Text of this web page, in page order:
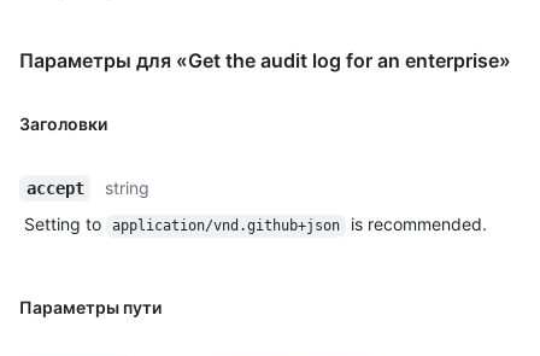
Параметры для «Get the audit log for an enterprise»
Заголовки
accept
string
Setting to
application/vnd.github+json is recommended.
Параметры пути